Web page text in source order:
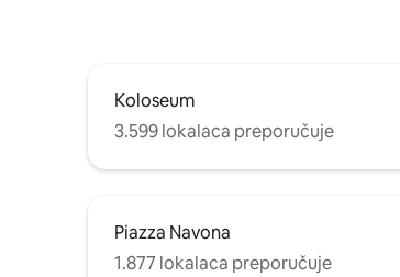
Koloseum
3.599 lokalaca preporučuje
Piazza Navona
1.877 lokalaca preporučuje